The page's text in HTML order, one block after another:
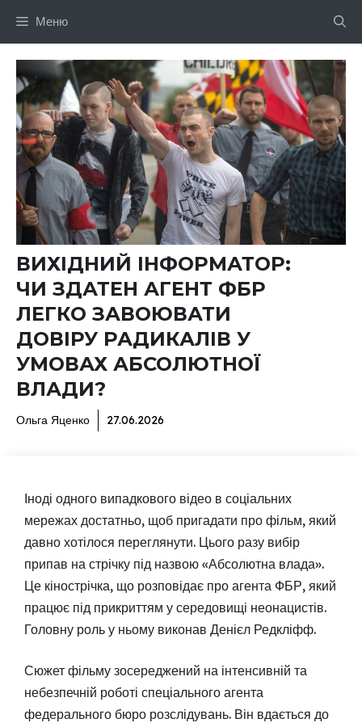
Меню
ВИХІДНИЙ ІНФОРМАТОР:
ЧИ ЗДАТЕН АГЕНТ ФБР
ЛЕГКО ЗАВОЮВАТИ
ДОВІРУ РАДИКАЛІВ У
УМОВАХ АБСОЛЮТНОЇ
ВЛАДИ?
Ольга Яценко 27.06.2026
Іноді одного випадкового відео в соціальних
мережах достатньо, щоб пригадати про фільм, який
давно хотілося переглянути. Цього разу вибір
припав на стрічку під назвою «Абсолютна влада».
Це кінострічка, що розповідає про агента ФБР, який
працює під прикриттям у середовищі неонацистів.
Головну роль у ньому виконав Денієл Редкліфф.
Сюжет фільму зосереджений на інтенсивній та
небезпечній роботі спеціального агента
федерального бюро розслідувань. Він вдається до